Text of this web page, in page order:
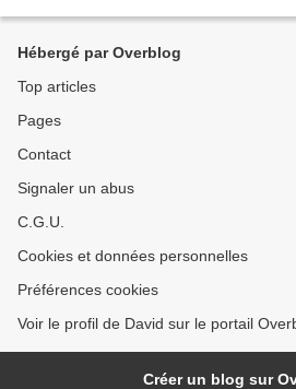
Hébergé par Overblog
Top articles
Pages
Contact
Signaler un abus
C.G.U.
Cookies et données personnelles
Préférences cookies
Voir le profil de David sur le portail
Créer un blog sur